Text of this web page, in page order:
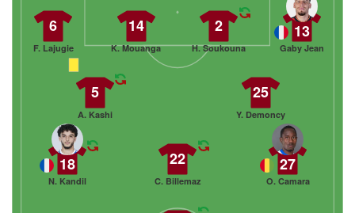
13
Gaby Jean
2
H. Soukouna
14
K. Mouanga
6
F. Lajugie
25
Y. Demoncy
5
A. Kashi
27
O. Camara
22
C. Billemaz
18
N. Kandil